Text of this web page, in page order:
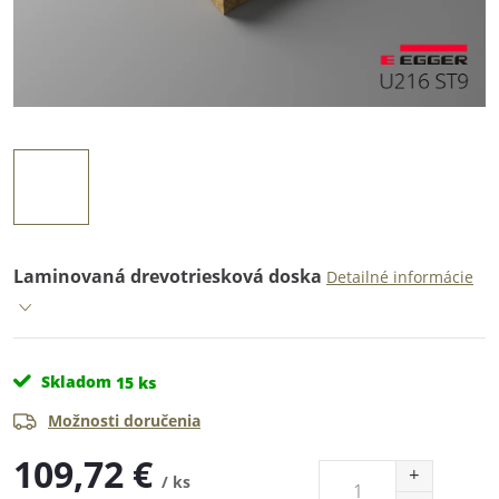
Laminovaná drevotriesková doska Detailné informácie
Skladom 15 ks
Možnosti doručenia
109,72 € / ks